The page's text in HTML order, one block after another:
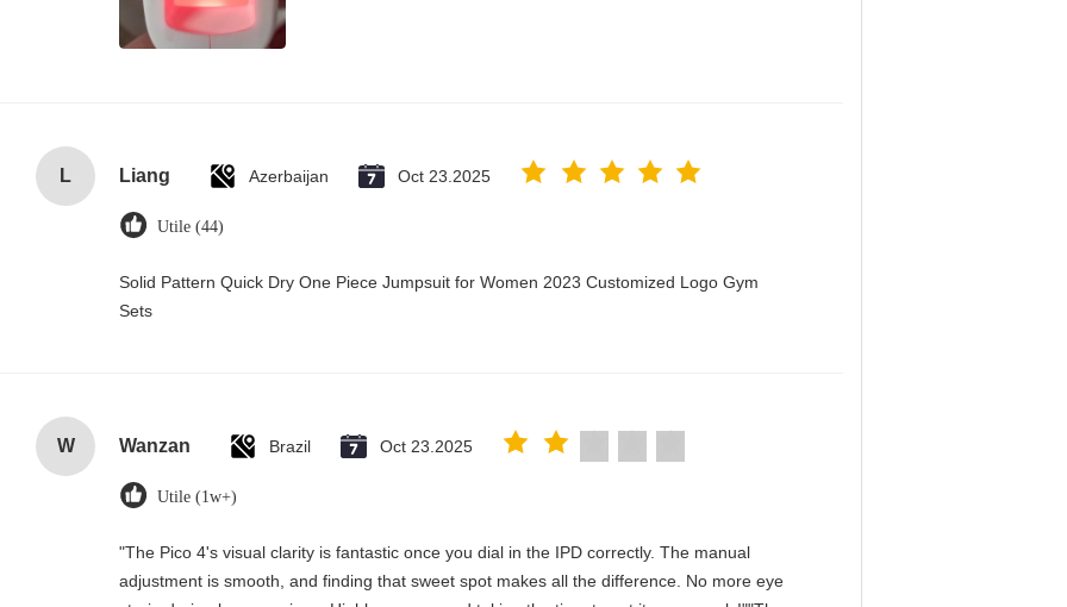
L Liang Azerbaijan Oct 23.2025
Utile (44)
Solid Pattern Quick Dry One Piece Jumpsuit for Women 2023 Customized Logo Gym
Sets
W Wanzan Brazil Oct 23.2025
Utile (1w+)
"The Pico 4's visual clarity is fantastic once you dial in the IPD correctly. The manual
adjustment is smooth, and finding that sweet spot makes all the difference. No more eye